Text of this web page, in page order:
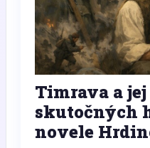
Timrava a
skutočných
novele